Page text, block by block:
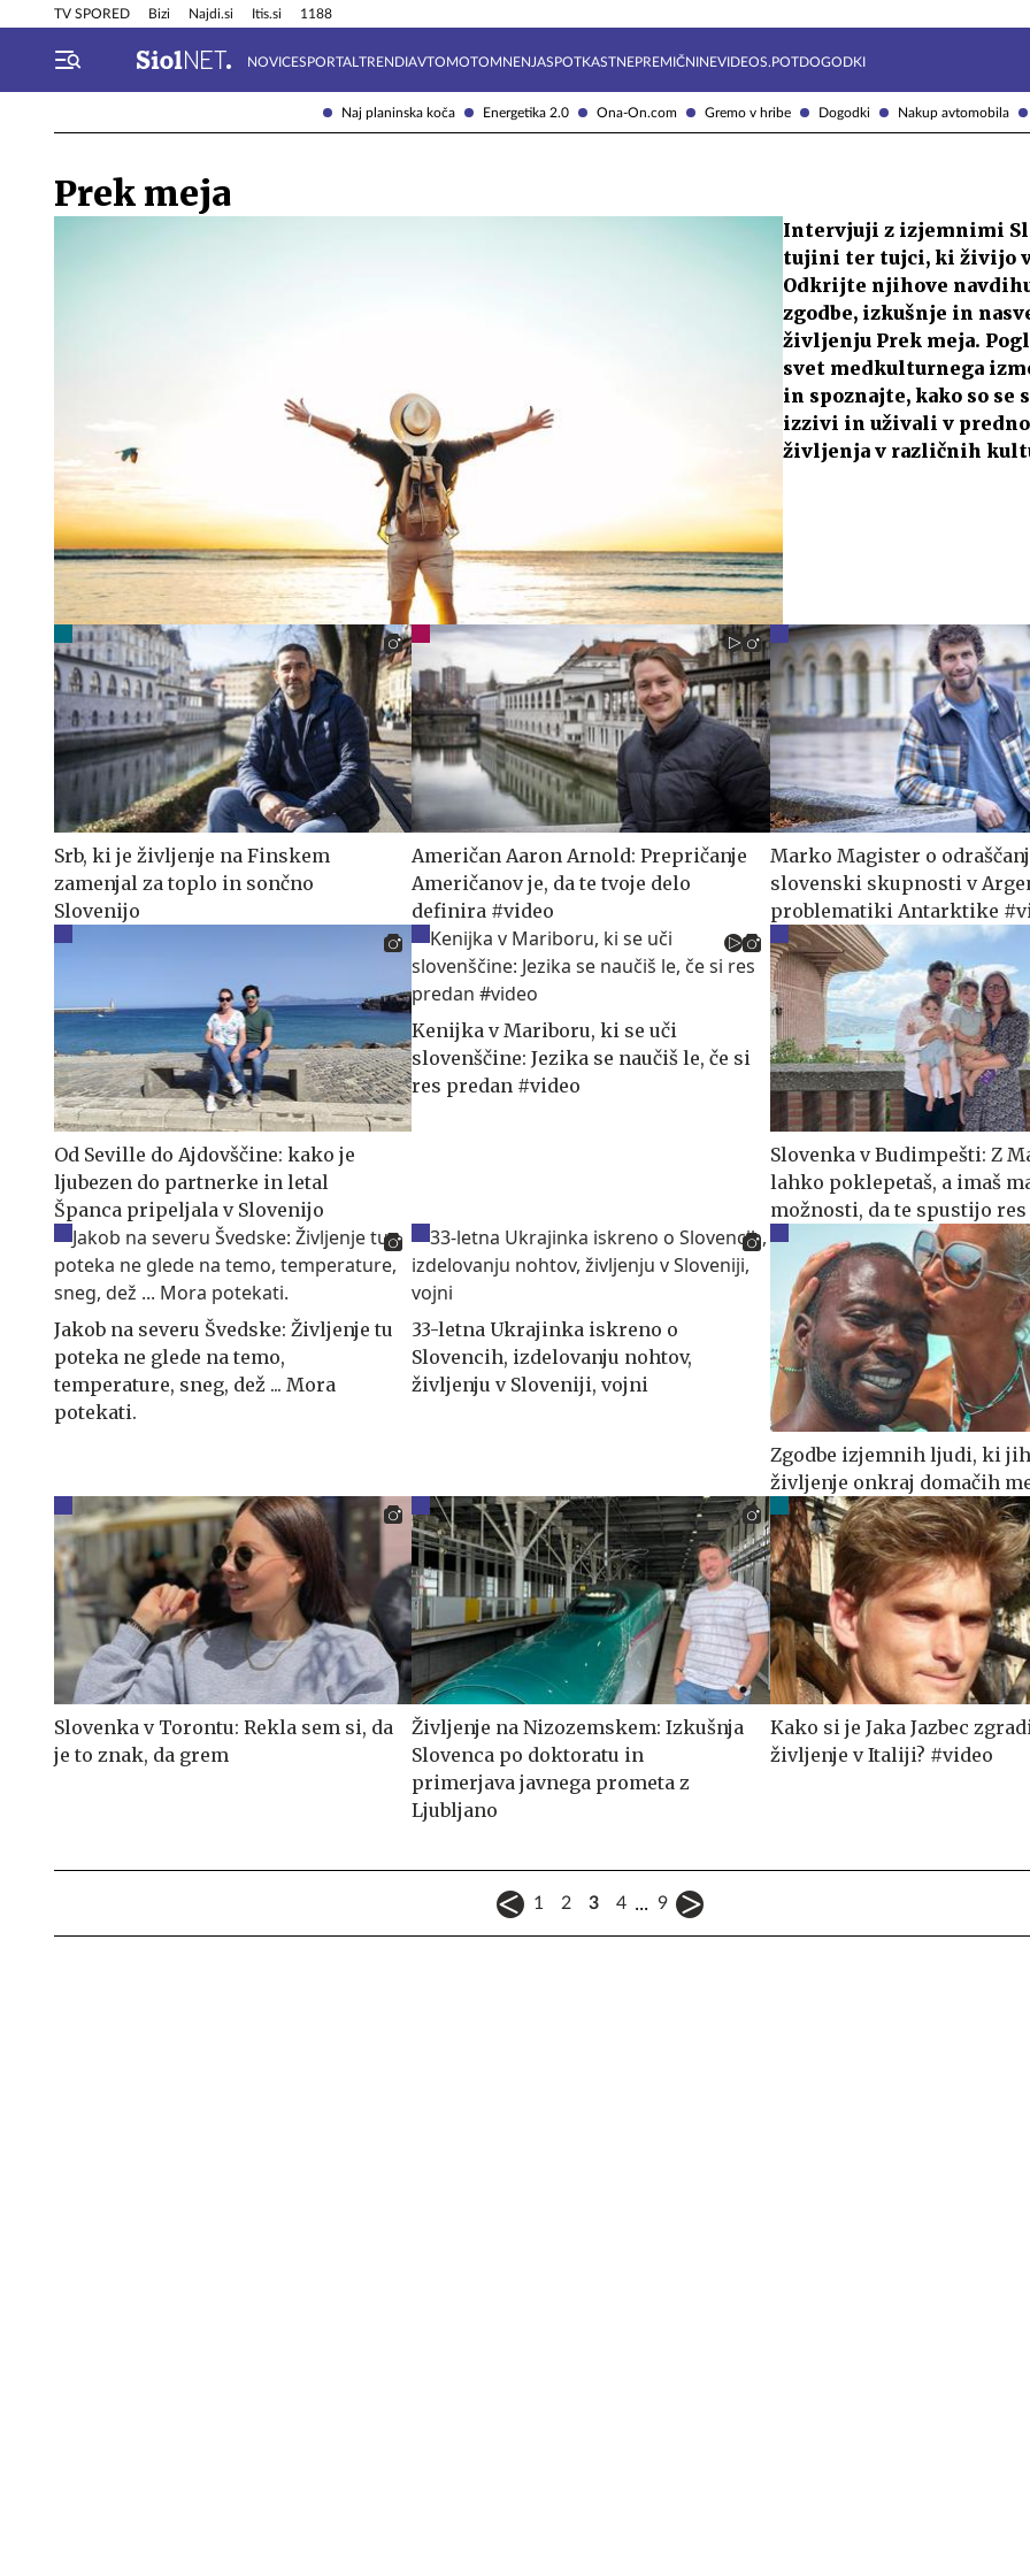
Naj planinska koča Energetika 2.0 Ona-On.com Gremo v hribe Dogodki Nakup avtomobila
TV SPORED Bizi Najdi.si Itis.si 1188
NOVICESPORTAL TRENDIAVTOMOTOMNENJASPOTKASTNEPREMIČNINEVIDEOS.POTDOGODKI
Info in obvestila Tehnik
Prek meja
Intervjuji z izjemnimi
tujini ter tujci, ki živijo
Odkrijte njihove
zgodbe, izkušnje in
življenju Prek meja.
svet medkulturnega
in spoznajte, kako so se
izzivi in uživali v
življenja v različnih
Srb, ki je življenje na Finskem
zamenjal za toplo in sončno
Slovenijo
Američan Aaron Arnold: Prepričanje
Američanov je, da te tvoje delo
definira #video
Marko Magister o
slovenski skupnosti v
problematiki Antarktike
Od Seville do Ajdovščine: kako je
ljubezen do partnerke in letal
Španca pripeljala v Slovenijo
Kenijka v Mariboru, ki se uči
slovenščine: Jezika se naučiš le, če si
res predan #video
Slovenka v Budimpešti: Z
lahko poklepetaš, a imaš
možnosti, da te spustijo
Jakob na severu Švedske: Življenje tu
poteka ne glede na temo,
temperature, sneg, dež ... Mora
potekati.
33-letna Ukrajinka iskreno o
Slovencih, izdelovanju nohtov,
življenju v Sloveniji, vojni
Zgodbe izjemnih ljudi, ki
življenje onkraj domačih
Slovenka v Torontu: Rekla sem si, da
je to znak, da grem
Življenje na Nizozemskem: Izkušnja
Slovenca po doktoratu in
primerjava javnega prometa z
Ljubljano
Kako si je Jaka Jazbec
življenje v Italiji? #video
1 2 3 4 ... 9